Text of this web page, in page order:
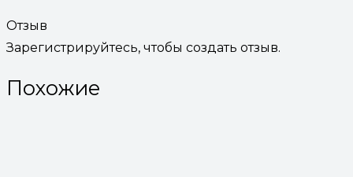
Отзыв
Зарегистрируйтесь, чтобы создать отзыв.
Похожие